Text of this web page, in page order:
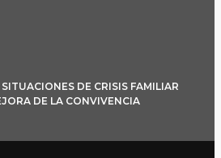
DE CRISIS FAMILIAR
DE LA CONVIVENCIA